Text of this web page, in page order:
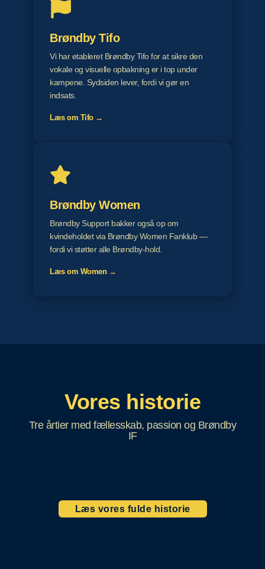
Brøndby Tifo
Vi har etableret Brøndby Tifo for at sikre den
vokale og visuelle opbakning er i top under
kampene. Sydsiden lever, fordi vi gør en
indsats.
Læs om Tifo →
Brøndby Women
Brøndby Support bakker også op om
kvindeholdet via Brøndby Women Fanklub —
fordi vi støtter alle Brøndby-hold.
Læs om Women →
Vores historie
Tre årtier med fællesskab, passion og Brøndby
IF
Læs vores fulde historie